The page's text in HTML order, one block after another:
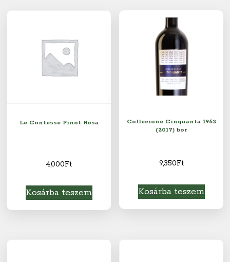
Le Contesse Pinot Rosa
4,000Ft
Kosárba teszem
Collecione Cinquanta 1962
(2017) bor
9,350Ft
Kosárba teszem